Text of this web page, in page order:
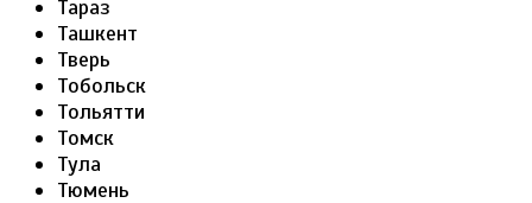
Тараз
Ташкент
Тверь
Тобольск
Тольятти
Томск
Тула
Тюмень